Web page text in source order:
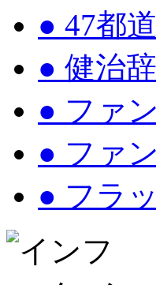
● 47都
● 健治
● ファ
● ファ
● フラ